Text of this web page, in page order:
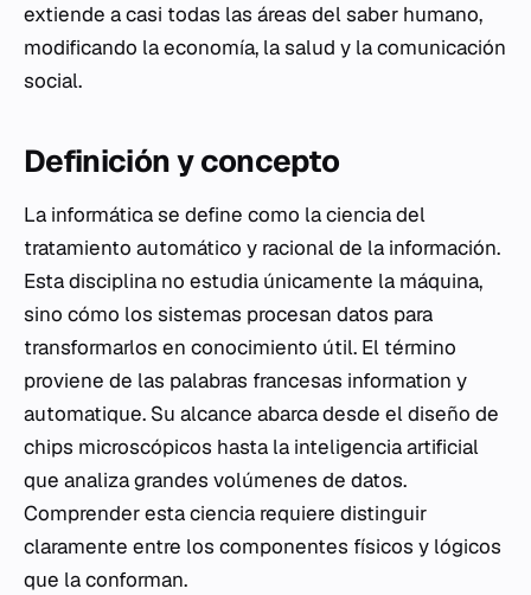
extiende a casi todas las áreas del saber humano,
modificando la economía, la salud y la comunicación
social.
Definición y concepto
La informática se define como la ciencia del
tratamiento automático y racional de la información.
Esta disciplina no estudia únicamente la máquina,
sino cómo los sistemas procesan datos para
transformarlos en conocimiento útil. El término
proviene de las palabras francesas information y
automatique. Su alcance abarca desde el diseño de
chips microscópicos hasta la inteligencia artificial
que analiza grandes volúmenes de datos.
Comprender esta ciencia requiere distinguir
claramente entre los componentes físicos y lógicos
que la conforman.